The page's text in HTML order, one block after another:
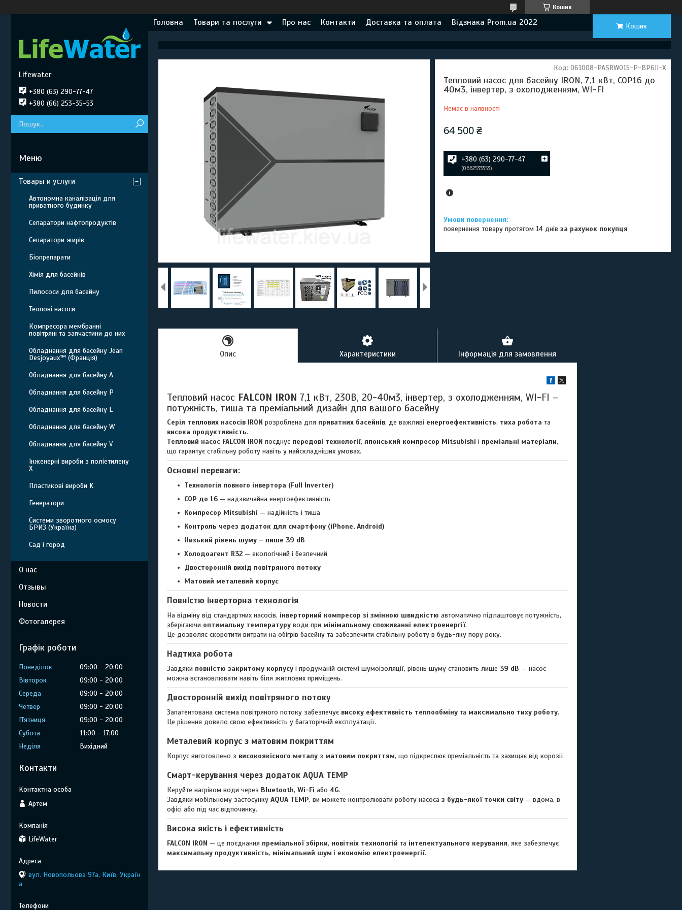
Кошик
Головна Товари та послуги Про нас Контакти Доставка та оплата Відзнака Prom.ua 2022 Кошик
Тепловий насос для басейну IRON, 7,1 кВт, СОР16 до
40м3, інвертер, з охолодженням, WI-FI
Немає в наявності
Код: 061008-PASRW015-P-BP6II-X
64 500 ₴
+380 (63) 290-77-47
0662533553
повернення товару протягом 14 днівза рахунок покупця
Опис Характеристики Інформація для замовлення
Тепловий насос FALCON IRON 7,1 кВт, 230В, 20-40м3, інвертер, з охолодженням, WI-FI –
потужність, тиша та преміальний дизайн для вашого басейну
Серія теплових насосів IRON розроблена для приватних басейнів, де важливі енергоефективність, тиха робота та
висока продуктивність.
Тепловий насос FALCON IRON поєднує передові технології, японський компресор Mitsubishi і преміальні матеріали,
що гарантує стабільну роботу навіть у найскладніших умовах.
Основні переваги:
Технологія повного інвертора (Full Inverter)
COP до 16 — надзвичайна енергоефективність
Компресор Mitsubishi — надійність і тиша
Контроль через додаток для смартфону (iPhone, Android)
Низький рівень шуму – лише 39 dB
Холодоагент R32 — екологічний і безпечний
Двосторонній вихід повітряного потоку
Матовий металевий корпус
Повністю інверторна технологія
На відміну від стандартних насосів, інверторний компресор зі змінною швидкістю автоматично підлаштовує потужність,
зберігаючи оптимальну температуру води при мінімальному споживанні електроенергії.
Це дозволяє скоротити витрати на обігрів басейну та забезпечити стабільну роботу в будь-яку пору року.
Надтиха робота
Завдяки повністю закритому корпусу і продуманій системі шумоізоляції, рівень шуму становить лише 39 dB — насос
можна встановлювати навіть біля житлових приміщень.
Двосторонній вихід повітряного потоку
Запатентована система повітряного потоку забезпечує високу ефективність теплообміну та максимально тиху роботу.
Це рішення довело свою ефективність у багаторічній експлуатації.
Металевий корпус з матовим покриттям
Корпус виготовлено з високоякісного металу з матовим покриттям, що підкреслює преміальність та захищає від корозії.
Смарт-керування через додаток AQUA TEMP
Керуйте нагрівом води через Bluetooth, Wi-Fi або 4G.
Завдяки мобільному застосунку AQUA TEMP, ви можете контролювати роботу насоса з будь-якої точки світу — вдома, в
офісі або під час відпочинку.
Висока якість і ефективність
FALCON IRON — це поєднання преміальної збірки, новітніх технологій та інтелектуального керування, яке забезпечує
максимальну продуктивність, мінімальний шум і економію електроенергії.
Lifewater
+380 (63) 290-77-47
+380 (66) 253-35-53
Товары и услуги
Автономна каналізація для
приватного будинку
Сепаратори нафтопродуктів
Сепаратори жирів
Біопрепарати
Хімія для басейнів
Пилососи для басейну
Теплові насоси
Компресора мембранні
повітряні та запчастини до них
Обладнання для басейну Jean
Desjoyaux™ (Франція)
Обладнання для басейну A
Обладнання для басейну P
Обладнання для басейну L
Обладнання для басейну W
Обладнання для басейну V
Інженерні вироби з поліетилену
Х
Пластикові вироби K
Генератори
Системи зворотного осмосу
БРИЗ (Україна)
Сад і город
О нас
Отзывы
Новости
Фотогалерея
Графік роботи
Понеділок 09:00
20:00
Вівторок
09:00
20:00
Середа
09:00
20:00
Четвер
09:00
20:00
Пʼятниця
09:00
20:00
Субота
11:00
17:00
Неділя
Вихідний
Контакти
Артем
LifeWater
вул. Новопольова 97а, Київ, Україн
а